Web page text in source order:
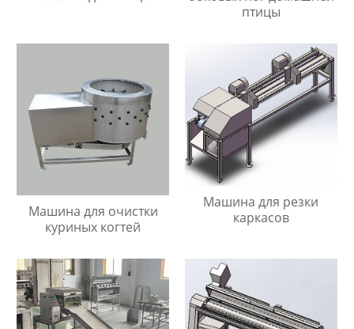
птицы
Машина для очистки
куриных когтей
Машина для резки
каркасов